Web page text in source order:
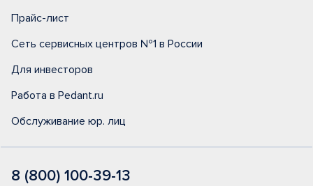
Прайс-лист
Сеть сервисных центров №1 в России
Для инвесторов
Работа в Pedant.ru
Обслуживание юр. лиц
8 (800) 100-39-13